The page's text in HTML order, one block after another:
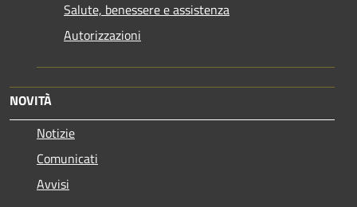
Salute, benessere e assistenza
Autorizzazioni
NOVITÀ
Notizie
Comunicati
Avvisi